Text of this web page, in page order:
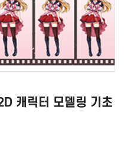
캐릭터 모델링 기초